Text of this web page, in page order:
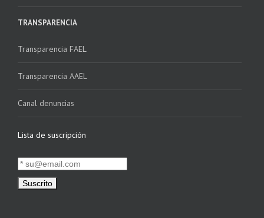
TRANSPARENCIA
Transparencia FAEL
Transparencia AAEL
Canal denuncias
Lista de suscripción